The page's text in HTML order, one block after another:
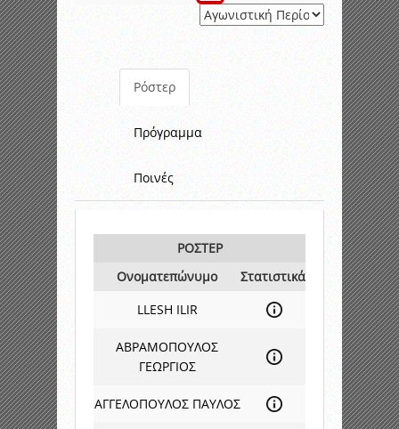
Ρόστερ
Πρόγραμμα
Ποινές
ΡΟΣΤΕΡ
Ονοματεπώνυμο
Στατιστικά
LLESH ILIR
ΑΒΡΑΜΟΠΟΥΛΟΣ
ΓΕΩΡΓΙΟΣ
ΑΓΓΕΛΟΠΟΥΛΟΣ ΠΑΥΛΟΣ